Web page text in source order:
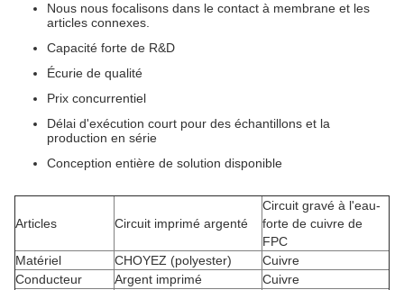
Nous nous focalisons dans le contact à membrane et les
articles connexes.
Capacité forte de R&D
Écurie de qualité
Prix concurrentiel
Délai d'exécution court pour des échantillons et la
production en série
Conception entière de solution disponible
Articles Circuit imprimé argenté
Circuit gravé à l'eau-
forte de cuivre de
FPC
Matériel
CHOYEZ (polyester)
Cuivre
Conducteur
Argent imprimé
Cuivre